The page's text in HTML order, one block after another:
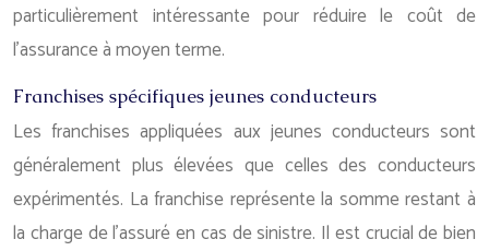
particulièrement intéressante pour réduire le coût de
l’assurance à moyen terme.
Franchises spécifiques jeunes conducteurs
Les franchises appliquées aux jeunes conducteurs sont
généralement plus élevées que celles des conducteurs
expérimentés. La franchise représente la somme restant à
la charge de l’assuré en cas de sinistre. Il est crucial de bien